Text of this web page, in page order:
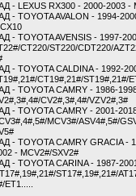
- LEXUS RX300 - 2000-2003 -
- TOYOTA AVALON - 1994-
- TOYOTA AVENSIS - 1997-
CT220/ST220/CDT220/
- TOYOTA CALDINA - 1992-
CT19#,21#/ST19#,21#/
- TOYOTA CAMRY - 1986-
CV2#,3#,4#/VZV2#,3#
- TOYOTA CAMRY - 2001-
MCV3#/ASV4#,5#/
- TOYOTA CAMRY GRACIA -
- MCV2#/SXV2#
- TOYOTA CARINA - 1987-
ST17#,19#,21#/
ET1.....